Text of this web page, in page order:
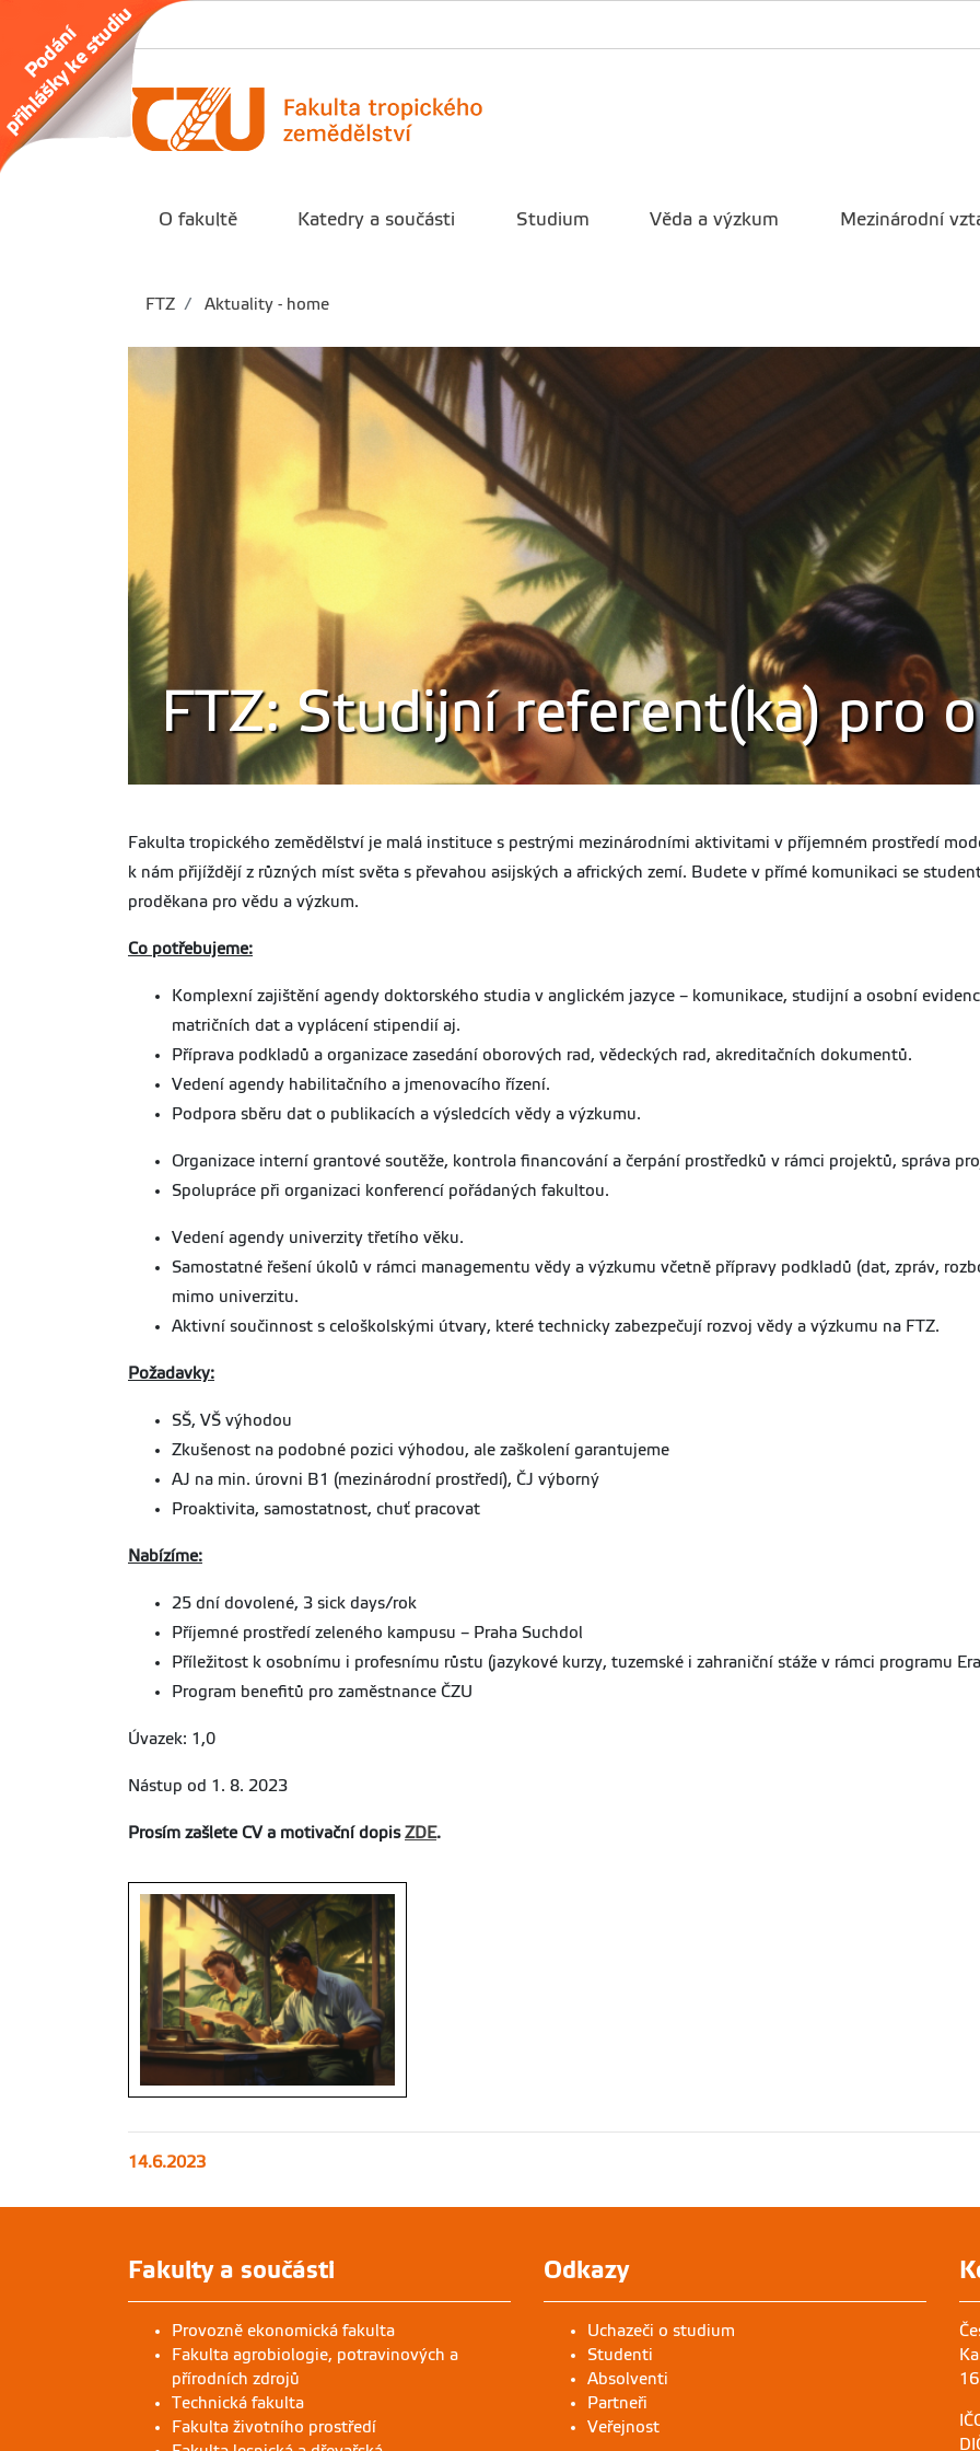
O fakultě Katedry a součásti Studium Věda a výzkum Mezinárodní
FTZ Aktuality - home
FTZ: Studijní referent(ka) pro
Fakulta tropického zemědělství je malá instituce s pestrými mezinárodními aktivitami v příjemném prostředí
k nám přijíždějí z různých míst světa s převahou asijských a afrických zemí. Budete v přímé komunikaci se
proděkana pro vědu a výzkum.
Co potřebujeme:
Komplexní zajištění agendy doktorského studia v anglickém jazyce – komunikace, studijní a osobní
matričních dat a vyplácení stipendií aj.
Příprava podkladů a organizace zasedání oborových rad, vědeckých rad, akreditačních dokumentů.
Vedení agendy habilitačního a jmenovacího řízení.
Podpora sběru dat o publikacích a výsledcích vědy a výzkumu.
Organizace interní grantové soutěže, kontrola financování a čerpání prostředků v rámci projektů, správa
Spolupráce při organizaci konferencí pořádaných fakultou.
Vedení agendy univerzity třetího věku.
Samostatné řešení úkolů v rámci managementu vědy a výzkumu včetně přípravy podkladů (dat, zpráv,
mimo univerzitu.
Aktivní součinnost s celoškolskými útvary, které technicky zabezpečují rozvoj vědy a výzkumu na FTZ.
Požadavky:
SŠ, VŠ výhodou
Zkušenost na podobné pozici výhodou, ale zaškolení garantujeme
AJ na min. úrovni B1 (mezinárodní prostředí), ČJ výborný
Proaktivita, samostatnost, chuť pracovat
Nabízíme:
25 dní dovolené, 3 sick days/rok
Příjemné prostředí zeleného kampusu – Praha Suchdol
Příležitost k osobnímu i profesnímu růstu (jazykové kurzy, tuzemské i zahraniční stáže v rámci programu
Program benefitů pro zaměstnance ČZU
Úvazek: 1,0
Nástup od 1. 8. 2023
Prosím zašlete CV a motivační dopisZDE.
14.6.2023
Fakulty a součásti
Provozně ekonomická fakulta
Fakulta agrobiologie, potravinových a
přírodních zdrojů
Technická fakulta
Fakulta životního prostředí
Odkazy
Uchazeči o studium
Studenti
Absolventi
Partneři
Veřejnost